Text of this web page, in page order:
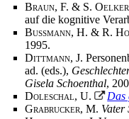
Braun, F. & S.
auf die kognitive
Bußmann, H. & R.
1995.
Dittmann, J.
ad. (eds.),
Gisela Schoenthal,
Doleschal, U.
Das
Grabrucker, M. Vater